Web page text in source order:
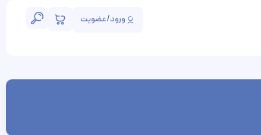
ورود/عضویت